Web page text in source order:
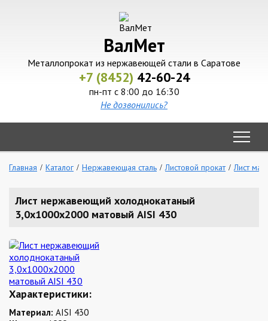
ВалМет
Металлопрокат из нержавеющей стали в Саратове
+7 (8452) 42-60-24
пн-пт с 8:00 до 16:30
Не дозвонились?
Главная Каталог Нержавеющая сталь Листовой прокат Лист
Лист нержавеющий холоднокатаный
3,0х1000х2000 матовый AISI 430
Характеристики:
Материал: AISI 430